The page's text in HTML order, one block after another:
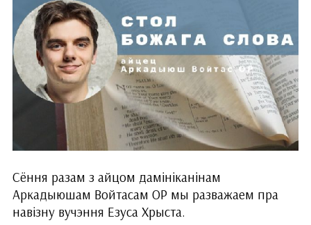
Сёння разам з айцом дамініканінам
Аркадыюшам Войтасам ОР мы разважаем пра
навізну вучэння Езуса Хрыста.